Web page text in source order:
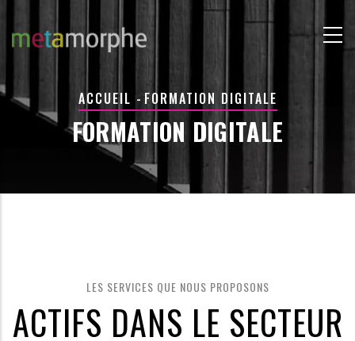
FIL
D'ARIANE
ACCUEIL - FORMATION DIGITALE
FORMATION DIGITALE
LES SERVICES QUE NOUS PROPOSONS
ACTIFS DANS LE SECTEUR